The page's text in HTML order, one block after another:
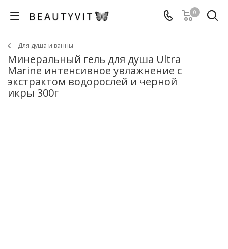
0
Для душа и ванны
Минеральный гель для душа Ultra
Marinе интенсивное увлажнение с
экстрактом водорослей и черной
икры 300г